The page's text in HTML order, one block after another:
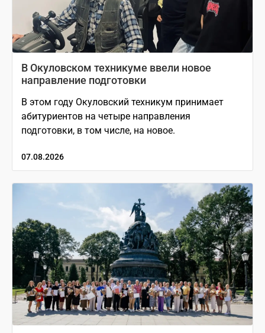
В Окуловском техникуме ввели новое
направление подготовки
В этом году Окуловский техникум принимает
абитуриентов на четыре направления
подготовки, в том числе, на новое.
07.08.2026